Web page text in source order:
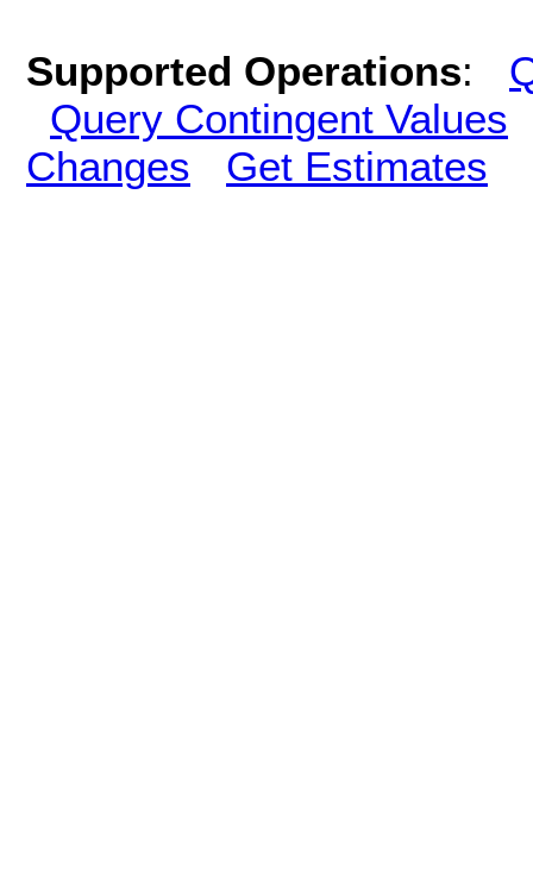
Supported Operations:
Query Contingent Values
Changes
Get Estimates